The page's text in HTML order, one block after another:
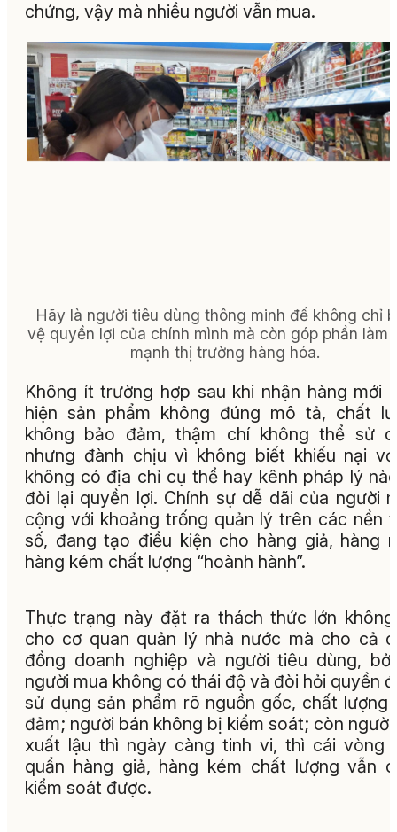
chứng, vậy mà nhiều người vẫn mua.
Hãy là người tiêu dùng thông minh để không chỉ
vệ quyền lợi của chính mình mà còn góp phần làm
mạnh thị trường hàng hóa.
Không ít trường hợp sau khi nhận hàng mới
hiện sản phẩm không đúng mô tả, chất
không bảo đảm, thậm chí không thể sử
nhưng đành chịu vì không biết khiếu nại
không có địa chỉ cụ thể hay kênh pháp lý
đòi lại quyền lợi. Chính sự dễ dãi của người
cộng với khoảng trống quản lý trên các nền
số, đang tạo điều kiện cho hàng giả, hàng
hàng kém chất lượng “hoành hành”.
Thực trạng này đặt ra thách thức lớn
cho cơ quan quản lý nhà nước mà cho cả
đồng doanh nghiệp và người tiêu dùng,
người mua không có thái độ và đòi hỏi quyền
sử dụng sản phẩm rõ nguồn gốc, chất lượng
đảm; người bán không bị kiểm soát; còn người
xuất lậu thì ngày càng tinh vi, thì cái vòng
quẩn hàng giả, hàng kém chất lượng vẫn
kiểm soát được.